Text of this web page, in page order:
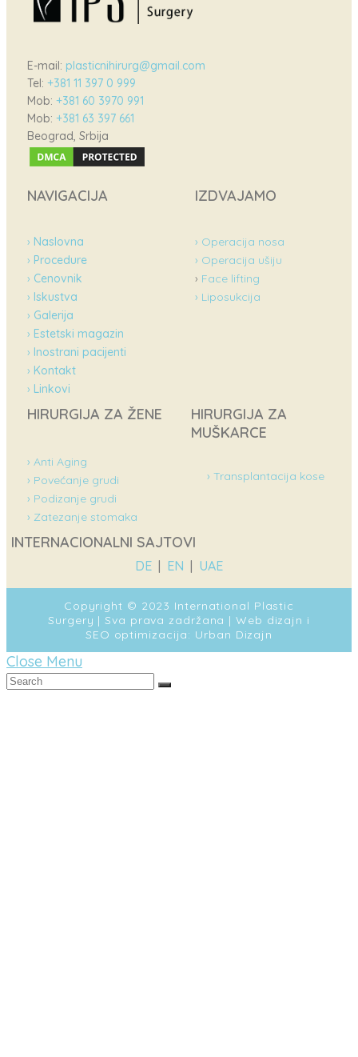
E-mail: plasticnihirurg@gmail.com
Tel: +381 11 397 0 999
Mob: +381 60 3970 991
Mob: +381 63 397 661
Beograd, Srbija
NAVIGACIJA
› Naslovna
› Procedure
› Cenovnik
› Iskustva
› Galerija
› Estetski magazin
› Inostrani pacijenti
› Kontakt
› Linkovi
IZDVAJAMO
› Operacija nosa
› Operacija ušiju
› Face lifting
› Liposukcija
HIRURGIJA ZA ŽENE
› Anti Aging
› Povećanje grudi
› Podizanje grudi
› Zatezanje stomaka
HIRURGIJA ZA
MUŠKARCE
› Transplantacija kose
INTERNACIONALNI SAJTOVI
DE EN UAE
Copyright © 2023 International Plastic
Surgery | Sva prava zadržana |Web dizajn i
SEO optimizacija: Urban Dizajn
Close Menu